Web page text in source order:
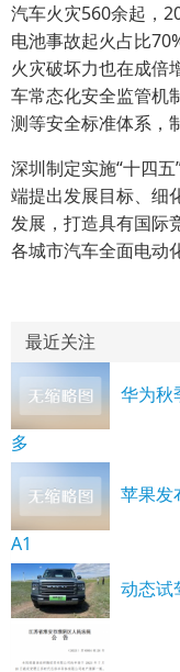
汽车火灾560余起，
电池事故起火占比
火灾破坏力也在成倍
车常态化安全监管机
测等安全标准体系，
深圳制定实施“十四
端提出发展目标、细
发展，打造具有国际
各城市汽车全面电动
最近关注
华为秋
多
苹果发
A1
动态试